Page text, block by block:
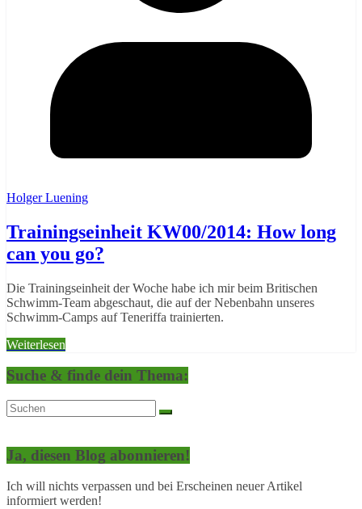
Holger Luening
Trainingseinheit KW00/2014: How long
can you go?
Die Trainingseinheit der Woche habe ich mir beim Britischen
Schwimm-Team abgeschaut, die auf der Nebenbahn unseres
Schwimm-Camps auf Teneriffa trainierten.
Weiterlesen
Suche & finde dein Thema:
Ja, diesen Blog abonnieren!
Ich will nichts verpassen und bei Erscheinen neuer Artikel
informiert werden!